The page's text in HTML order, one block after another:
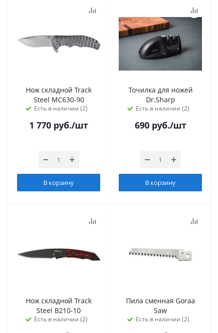
Нож складной Track
Steel MC630-90
Есть в наличии (2)
1 770 руб./шт
В корзину
Точилка для ножей
Dr.Sharp
Есть в наличии (2)
690руб./шт
В корзину
Нож складной Track
Steel B210-10
Есть в наличии (2)
Пила сменная Goraa
Saw
Есть в наличии (2)